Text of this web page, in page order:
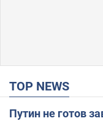
TOP NEWS
Путин не готов